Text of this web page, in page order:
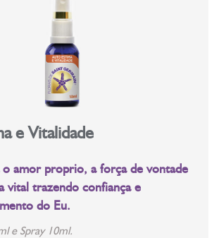
e Vitalidade
o amor proprio, a força de vontade
vital trazendo confiança e
do Eu.
e Spray 10ml.